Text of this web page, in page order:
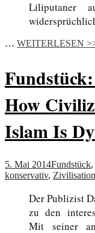
Liliputaner
… WEITERLESEN
How
Islam Is
5. Mai 2014Fundstück,
konservativ, Zivilisation
Der Publizist
zu den
Mit seiner